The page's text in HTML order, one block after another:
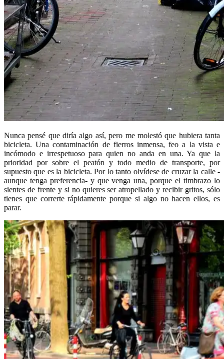
Nunca pensé que diría algo así, pero me molestó que hubiera tanta
bicicleta. Una contaminación de fierros inmensa, feo a la vista e
incómodo e irrespetuoso para quien no anda en una. Ya que la
prioridad por sobre el peatón y todo medio de transporte, por
supuesto que es la bicicleta. Por lo tanto olvídese de cruzar la calle -
aunque tenga preferencia- y que venga una, porque el timbrazo lo
sientes de frente y si no quieres ser atropellado y recibir gritos, sólo
tienes que correrte rápidamente porque si algo no hacen ellos, es
parar.